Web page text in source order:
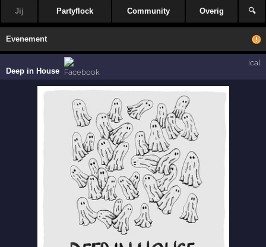
Jij Partyflock Community Overig 🔍
Evenement
Deep in House
ical